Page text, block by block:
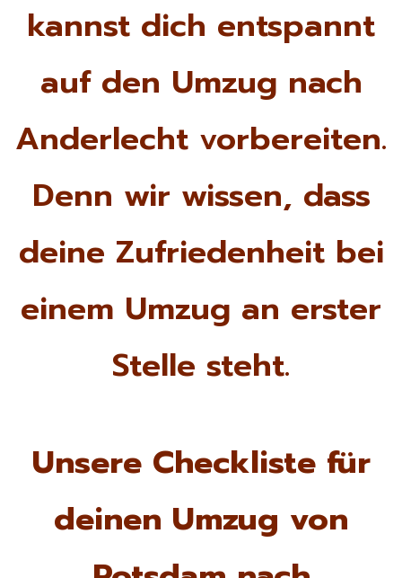
kannst dich entspannt
auf den Umzug nach
Anderlecht vorbereiten.
Denn wir wissen, dass
deine Zufriedenheit bei
einem Umzug an erster
Stelle steht.
Unsere Checkliste für
deinen Umzug von